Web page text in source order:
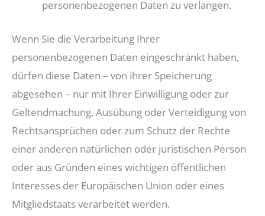
personenbezogenen Daten zu verlangen.
Wenn Sie die Verarbeitung Ihrer
personenbezogenen Daten eingeschränkt haben,
dürfen diese Daten – von ihrer Speicherung
abgesehen – nur mit Ihrer Einwilligung oder zur
Geltendmachung, Ausübung oder Verteidigung von
Rechtsansprüchen oder zum Schutz der Rechte
einer anderen natürlichen oder juristischen Person
oder aus Gründen eines wichtigen öffentlichen
Interesses der Europäischen Union oder eines
Mitgliedstaats verarbeitet werden.